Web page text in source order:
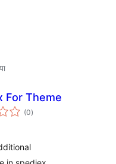
For Theme
(0कुल
दर)